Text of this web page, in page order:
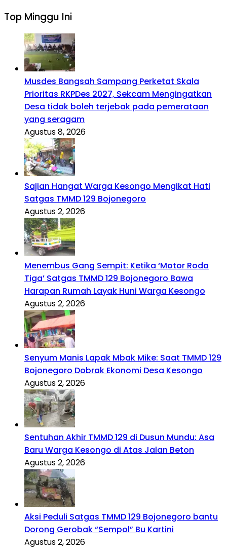
Top Minggu Ini
Musdes Bangsah Sampang Perketat Skala
Prioritas RKPDes 2027, Sekcam Mengingatkan
Desa tidak boleh terjebak pada pemerataan
yang seragam
Agustus 8, 2026
Sajian Hangat Warga Kesongo Mengikat Hati
Satgas TMMD 129 Bojonegoro
Agustus 2, 2026
Menembus Gang Sempit: Ketika ‘Motor Roda
Tiga’ Satgas TMMD 129 Bojonegoro Bawa
Harapan Rumah Layak Huni Warga Kesongo
Agustus 2, 2026
Senyum Manis Lapak Mbak Mike: Saat TMMD 129
Bojonegoro Dobrak Ekonomi Desa Kesongo
Agustus 2, 2026
Sentuhan Akhir TMMD 129 di Dusun Mundu: Asa
Baru Warga Kesongo di Atas Jalan Beton
Agustus 2, 2026
Aksi Peduli Satgas TMMD 129 Bojonegoro bantu
Dorong Gerobak “Sempol” Bu Kartini
Agustus 2, 2026